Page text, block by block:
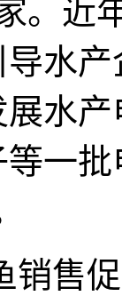
。近
水
水
一
销售